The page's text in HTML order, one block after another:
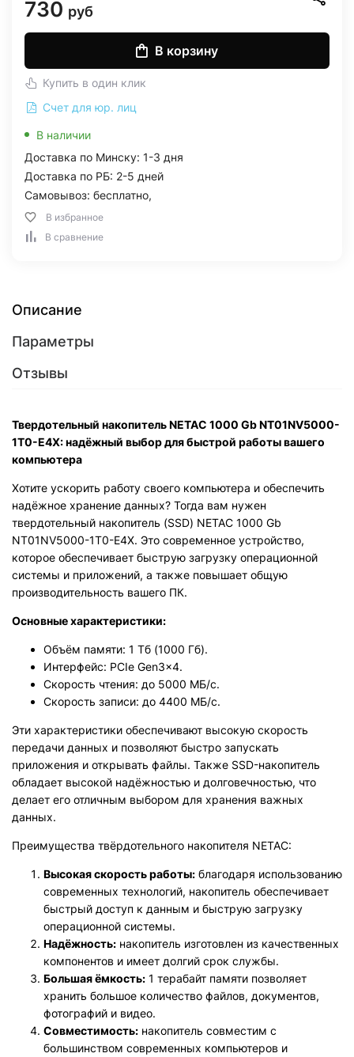
730 руб
В корзину
Купить в один клик
Счет для юр. лиц
В наличии
Доставка по Минску: 1-3 дня
Доставка по РБ: 2-5 дней
Самовывоз: бесплатно,
В избранное
В сравнение
Описание
Параметры
Отзывы
Твердотельный накопитель NETAC 1000 Gb NT01NV5000-
1T0-E4X: надёжный выбор для быстрой работы вашего
компьютера
Хотите ускорить работу своего компьютера и обеспечить
надёжное хранение данных? Тогда вам нужен
твердотельный накопитель (SSD) NETAC 1000 Gb
NT01NV5000-1T0-E4X. Это современное устройство,
которое обеспечивает быструю загрузку операционной
системы и приложений, а также повышает общую
производительность вашего ПК.
Основные характеристики:
Объём памяти: 1 Тб (1000 Гб).
Интерфейс: PCIe Gen3x4.
Скорость чтения: до 5000 МБ/с.
Скорость записи: до 4400 МБ/с.
Эти характеристики обеспечивают высокую скорость
передачи данных и позволяют быстро запускать
приложения и открывать файлы. Также SSD-накопитель
обладает высокой надёжностью и долговечностью, что
делает его отличным выбором для хранения важных
данных.
Преимущества твёрдотельного накопителя NETAC:
Высокая скорость работы: благодаря использованию
современных технологий, накопитель обеспечивает
быстрый доступ к данным и быструю загрузку
операционной системы.
Надёжность: накопитель изготовлен из качественных
компонентов и имеет долгий срок службы.
Большая ёмкость: 1 терабайт памяти позволяет
хранить большое количество файлов, документов,
фотографий и видео.
Совместимость: накопитель совместим с
большинством современных компьютеров и